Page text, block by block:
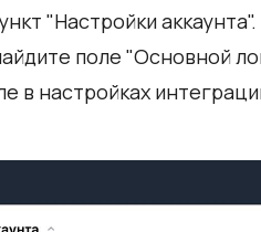
"Настройки аккаунта".
поле "Основной
в настройках